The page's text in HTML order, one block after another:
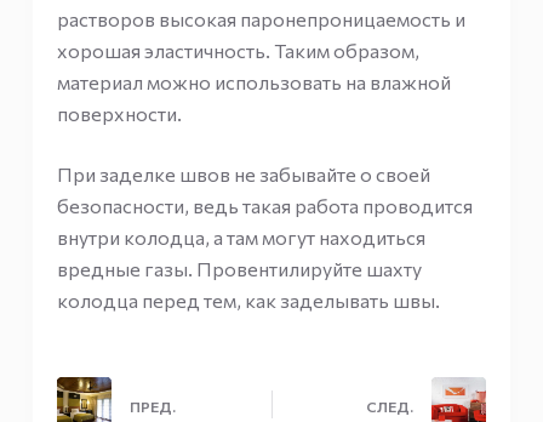
растворов высокая паронепроницаемость и
хорошая эластичность. Таким образом,
материал можно использовать на влажной
поверхности.
При заделке швов не забывайте о своей
безопасности, ведь такая работа проводится
внутри колодца, а там могут находиться
вредные газы. Провентилируйте шахту
колодца перед тем, как заделывать швы.
ПРЕД. СЛЕД.